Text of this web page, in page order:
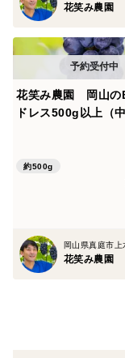
花笑み農園
花笑み農園 岡山の
ドレス500g以上（
約500g
岡山県真庭市
花笑み農園